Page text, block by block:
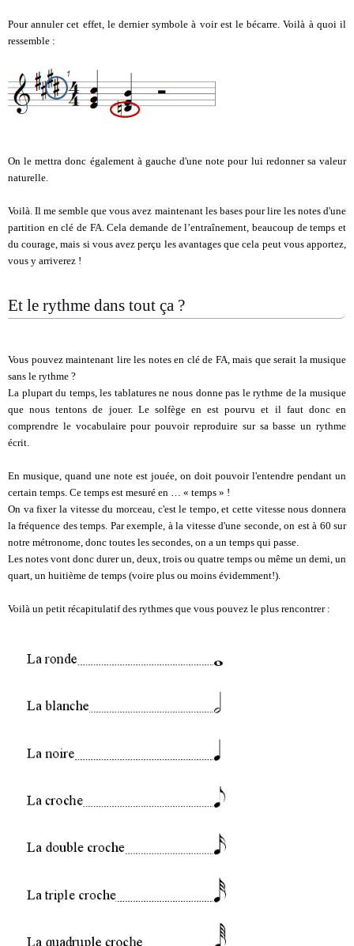
Pour annuler cet effet, le dernier symbole à voir est le bécarre. Voilà à quoi il
ressemble :
On le mettra donc également à gauche d'une note pour lui redonner sa valeur
naturelle.
Voilà. Il me semble que vous avez maintenant les bases pour lire les notes d'une
partition en clé de FA. Cela demande de l’entraînement, beaucoup de temps et
du courage, mais si vous avez perçu les avantages que cela peut vous apportez,
vous y arriverez !
Et le rythme dans tout ça ?
Vous pouvez maintenant lire les notes en clé de FA, mais que serait la musique
sans le rythme ?
La plupart du temps, les tablatures ne nous donne pas le rythme de la musique
que nous tentons de jouer. Le solfège en est pourvu et il faut donc en
comprendre le vocabulaire pour pouvoir reproduire sur sa basse un rythme
écrit.
En musique, quand une note est jouée, on doit pouvoir l'entendre pendant un
certain temps. Ce temps est mesuré en … « temps » !
On va fixer la vitesse du morceau, c'est le tempo, et cette vitesse nous donnera
la fréquence des temps. Par exemple, à la vitesse d'une seconde, on est à 60 sur
notre métronome, donc toutes les secondes, on a un temps qui passe.
Les notes vont donc durer un, deux, trois ou quatre temps ou même un demi, un
quart, un huitième de temps (voire plus ou moins évidemment!).
Voilà un petit récapitulatif des rythmes que vous pouvez le plus rencontrer :